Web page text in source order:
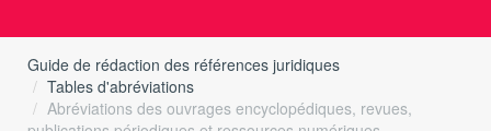
Guide de rédaction des références juridiques
Tables d'abréviations
Abréviations des ouvrages encyclopédiques, revues,